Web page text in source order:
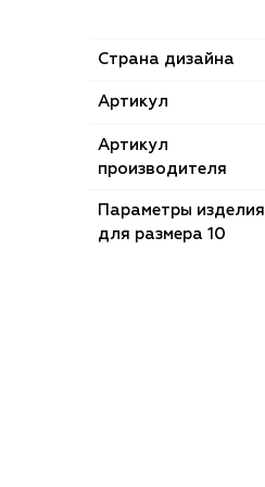
Страна дизайна
Артикул
Артикул
производителя
Параметры изделия
для размера 10